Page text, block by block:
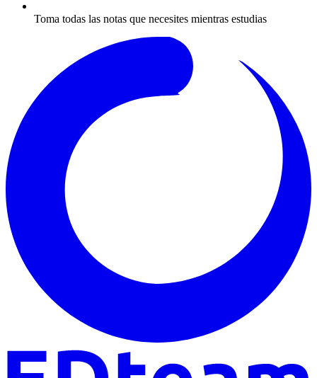
Toma todas las notas que necesites mientras estudias